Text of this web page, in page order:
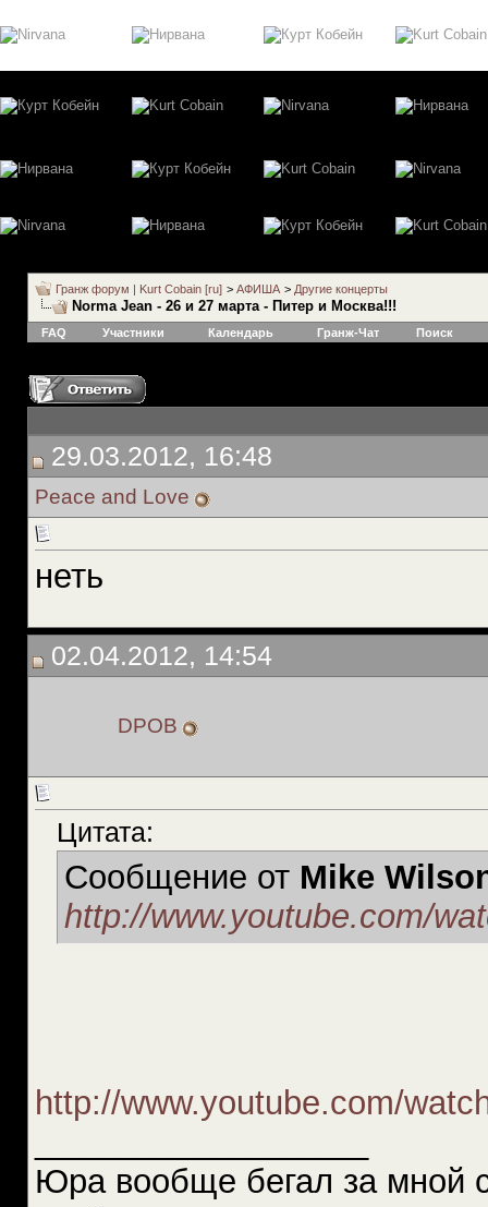
Гранж форум | Kurt Cobain [ru] > АФИША > Другие концерты
Norma Jean - 26 и 27 марта - Питер и Москва!!!
FAQ Участники Календарь Гранж-Чат Поиск
29.03.2012, 16:48
Peace and Love
неть
02.04.2012, 14:54
DPOB
Цитата:
Сообщение от Mike
http://www.youtube.com/
http://www.youtube.com/
Юра вообще бегал за мной